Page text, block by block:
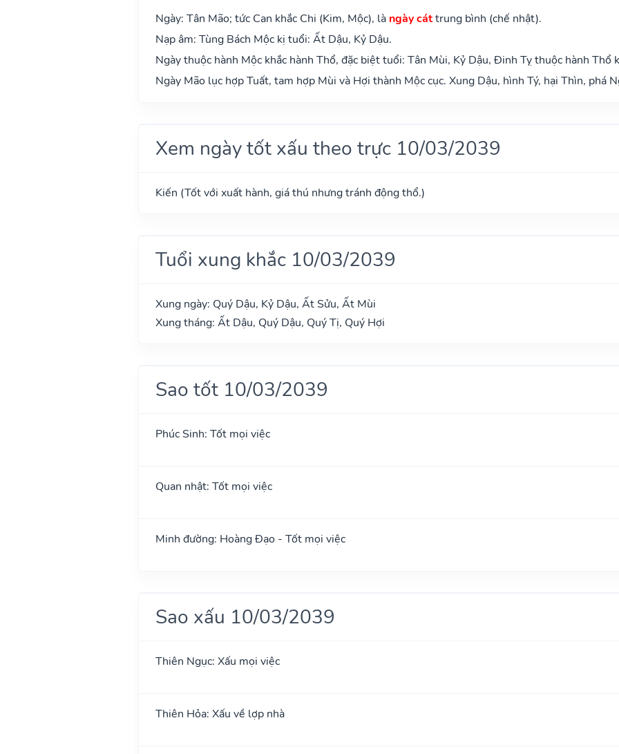
Ngày: Tân Mão; tức Can khắc Chi (Kim, Mộc), là ngày cáttrung bình (chế nhật).
Nạp âm: Tùng Bách Mộc kị tuổi: Ất Dậu, Kỷ Dậu.
Ngày thuộc hành Mộc khắc hành Thổ, đặc biệt tuổi: Tân Mùi, Kỷ Dậu, Đinh Tỵ thuộc hành Thổ
Ngày Mão lục hợp Tuất, tam hợp Mùi và Hợi thành Mộc cục. Xung Dậu, hình Tý, hại Thìn, phá
Xem ngày tốt xấu theo trực 10/03/2039
Kiến (Tốt với xuất hành, giá thú nhưng tránh động thổ.)
Tuổi xung khắc 10/03/2039
Xung ngày: Quý Dậu, Kỷ Dậu, Ất Sửu, Ất Mùi
Xung tháng: Ất Dậu, Quý Dậu, Quý Tị, Quý Hợi
Sao tốt 10/03/2039
Phúc Sinh: Tốt mọi việc
Quan nhật: Tốt mọi việc
Minh đường: Hoàng Đạo - Tốt mọi việc
Sao xấu 10/03/2039
Thiên Ngục: Xấu mọi việc
Thiên Hỏa: Xấu về lợp nhà